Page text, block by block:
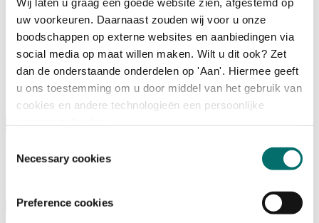
uw voorkeuren. Daarnaast zouden wij voor u onze
boodschappen op externe websites en aanbiedingen via
social media op maat willen maken. Wilt u dit ook? Zet
dan de onderstaande onderdelen op 'Aan'. Hiermee geeft
u ons toestemming om u door middel van het gebruik van
cookies en andere technologieën een persoonlijke
Necessary cookies
Preference cookies
Adviescommissie
Waarom Horecava
Vacatures
Ticket kopen voor Horecava
NIEUWSBRIEF
Contact
Nederlands